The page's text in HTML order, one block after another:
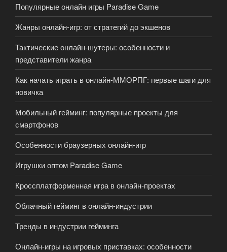
Популярные онлайн игры Paradise Game
Жанры онлайн-игр: от стратегий до экшенов
Тактические онлайн-шутеры: особенности и
представители жанра
Как начать играть в онлайн-ММОРПГ: первые шаги для
новичка
Мобильный гейминг: популярные проекты для
смартфонов
Особенности браузерных онлайн-игр
Игрушки оптом Paradise Game
Кроссплатформенная игра в онлайн-проектах
Облачный гейминг в онлайн-индустрии
Тренды в индустрии гейминга
Онлайн-игры на игровых приставках: особенности